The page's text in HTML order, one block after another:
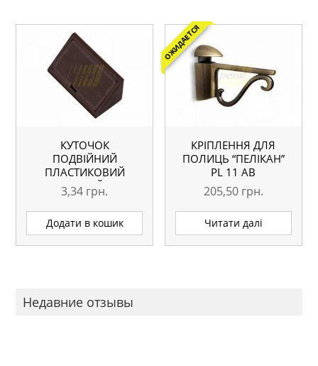
КУТОЧОК
ПОДВІЙНИЙ
ПЛАСТИКОВИЙ
КОРИЧНЕВИЙ ВЕНГЕ
3,34 грн.
Додати в кошик
ОЖИДАЕТСЯ
КРІПЛЕННЯ ДЛЯ
ПОЛИЦЬ “ПЕЛІКАН”
PL 11 AB
205,50 грн.
Читати далі
Недавние отзывы